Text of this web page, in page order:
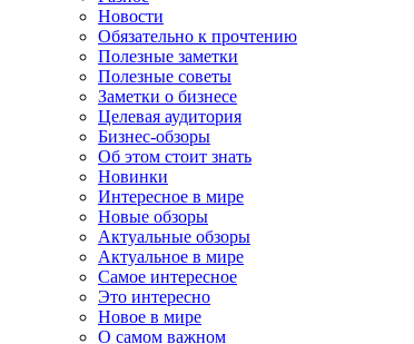
Новости
Обязательно к прочтению
Полезные заметки
Полезные советы
Заметки о бизнесе
Целевая аудитория
Бизнес-обзоры
Об этом стоит знать
Новинки
Интересное в мире
Новые обзоры
Актуальные обзоры
Актуальное в мире
Самое интересное
Это интересно
Новое в мире
О самом важном